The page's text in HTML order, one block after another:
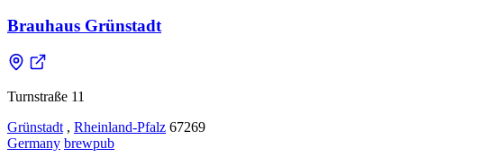
Brauhaus Grünstadt
Turnstraße 11
Grünstadt , Rheinland-Pfalz 67269
Germany brewpub